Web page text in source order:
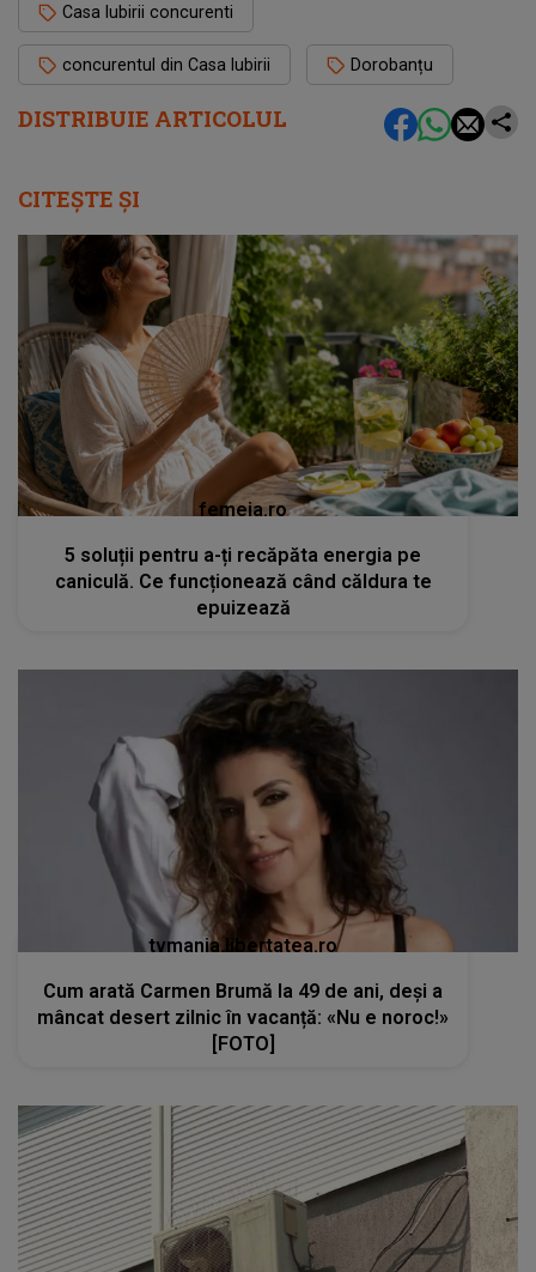
DISTRIBUIE ARTICOLUL
Casa Iubirii concurenti
concurentul din Casa Iubirii Dorobanțu
CITEȘTE ȘI
femeia.ro
5 soluții pentru a-ți recăpăta energia pe
caniculă. Ce funcționează când căldura te
epuizează
tvmania.libertatea.ro
Cum arată Carmen Brumă la 49 de ani, deși a
mâncat desert zilnic în vacanță: «Nu e noroc!»
[FOTO]